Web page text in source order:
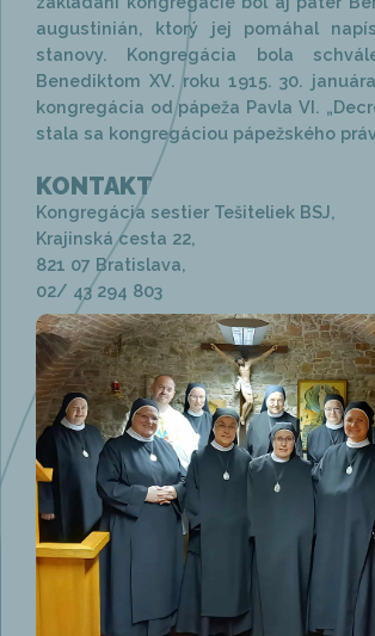
augustinián, ktorý jej pomáhal
stanovy. Kongregácia bola
Benediktom XV. roku 1915. 30.
kongregácia od pápeža Pavla VI.
stala sa kongregáciou pápežského
KONTAKT
Kongregácia sestier Tešiteliek BSJ,
Krajinská cesta 22,
821 07 Bratislava,
02/ 43 294 803